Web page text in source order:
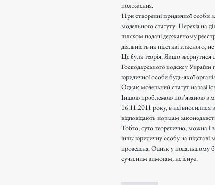
положення.
При створенні юридичної особи
модельного статуту. Перехід на
шляхом подачі державному
діяльність на підставі власного,
Це була теорія. Якщо звернутися
Господарського кодексу України
юридичної особи будь-якої
Однак модельний статут наразі
Іншою проблемою пов'язаною з
16.11.2011 року, в неї вносилися
відповідають нормам
Тобто, суто теоретично, можна і
іншу юридичну особу на підставі
проведена. Однак у подальшому
сучасним вимогам, не існує.